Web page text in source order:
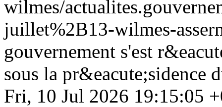
wilmes/
juillet%2B13-wilmes-
gouvernement s'est
sous la pr&eacute;sidence
Fri, 10 Jul 2026 19:15:05